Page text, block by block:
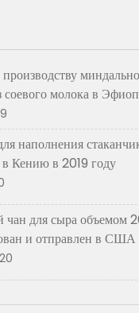
соевого молока в
наполнения
Кению в 2019 году
чан для сыра объемом
и отправлен в США
г.